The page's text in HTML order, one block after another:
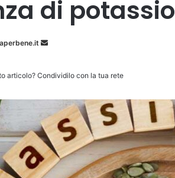
di potassio
a
u
'
e
m
articolo? Condividilo con la tua rete